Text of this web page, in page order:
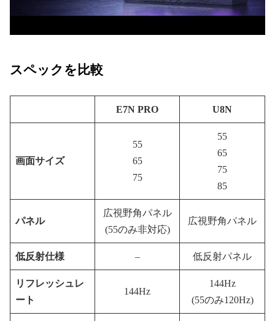
スペックを比較
E7N PRO U8N
画面サイズ
55
65
75
55
65
75
85
パネル
広視野角パネル
(55のみ非対応)
広視野角パネル
低反射仕様 – 低反射パネル
リフレッシュレ
ート
144Hz
144Hz
(55のみ120Hz)